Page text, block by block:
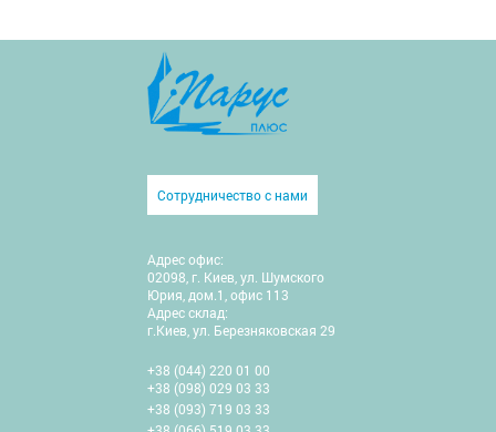
Сотрудничество с нами
Адрес офис:
02098, г. Киев, ул. Шумского
Юрия, дом.1, офис 113
Адрес склад:
г.Киев, ул. Березняковская 29
+38 (044) 220 01 00
+38 (098) 029 03 33
+38 (093) 719 03 33